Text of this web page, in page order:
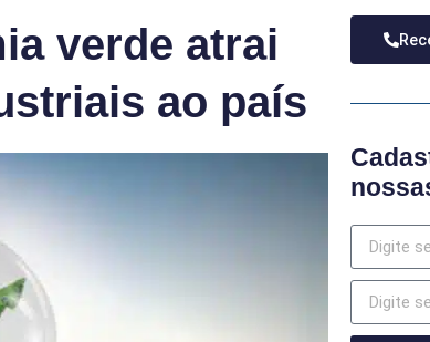
verde atrai
ao país